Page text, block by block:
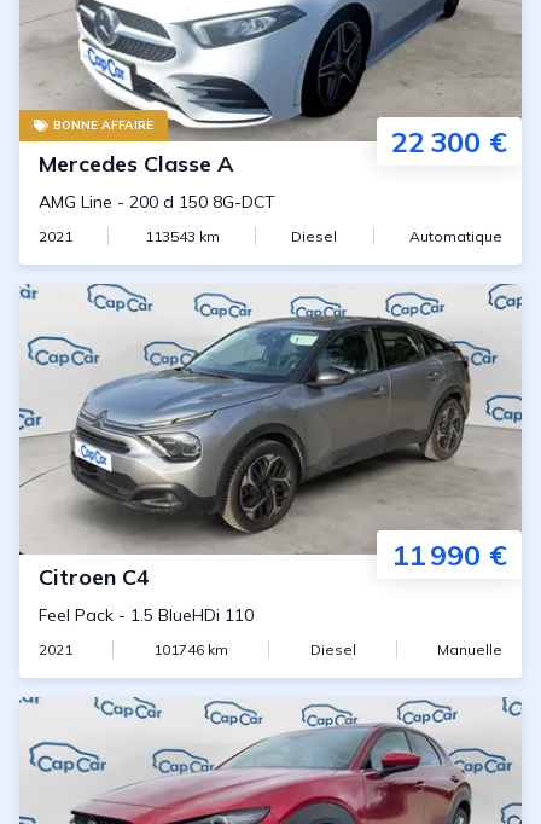
BONNE AFFAIRE 22 300 €
Mercedes Classe A
AMG Line - 200 d 150 8G-DCT
2021 113543 km Diesel Automatique
11 990 €
Citroen C4
Feel Pack - 1.5 BlueHDi 110
2021 101746 km Diesel Manuelle